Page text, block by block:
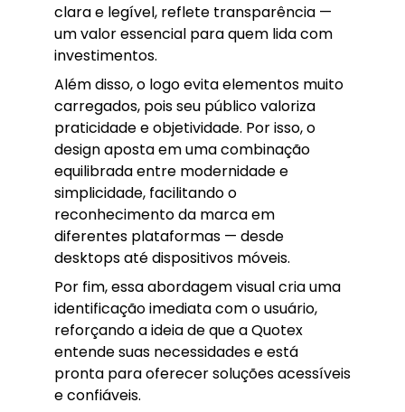
clara e legível, reflete transparência —
um valor essencial para quem lida com
investimentos.
Além disso, o logo evita elementos muito
carregados, pois seu público valoriza
praticidade e objetividade. Por isso, o
design aposta em uma combinação
equilibrada entre modernidade e
simplicidade, facilitando o
reconhecimento da marca em
diferentes plataformas — desde
desktops até dispositivos móveis.
Por fim, essa abordagem visual cria uma
identificação imediata com o usuário,
reforçando a ideia de que a Quotex
entende suas necessidades e está
pronta para oferecer soluções acessíveis
e confiáveis.